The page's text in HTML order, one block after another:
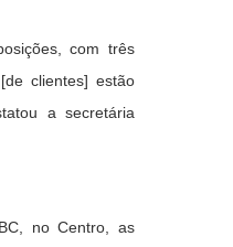
com três
clientes] estão
a secretária
no Centro, as